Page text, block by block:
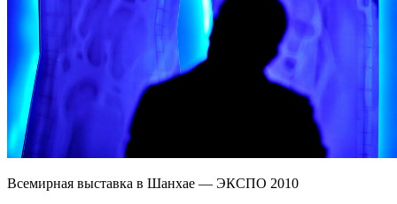
Всемирная выставка в Шанхае — ЭКСПО 2010